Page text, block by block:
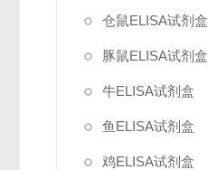
仓鼠ELISA试剂盒
豚鼠ELISA试剂盒
牛ELISA试剂盒
鱼ELISA试剂盒
鸡ELISA试剂盒